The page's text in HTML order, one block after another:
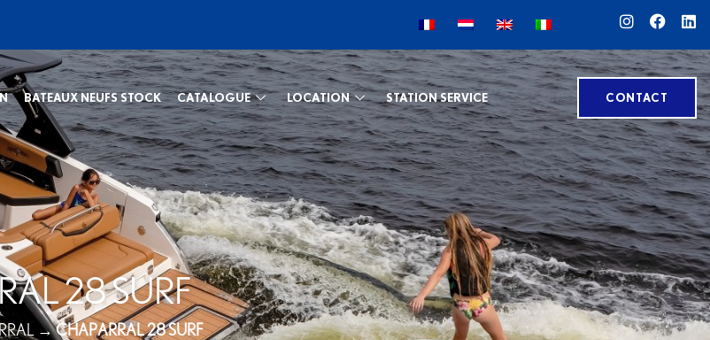
BATEAUX NEUFS STOCK CATALOGUE LOCATION STATION SERVICE CONTACT
28 SURF
→CHAPARRAL 28 SURF